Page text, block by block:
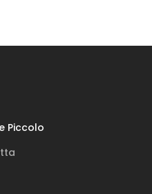
aiutarti
Piccolo